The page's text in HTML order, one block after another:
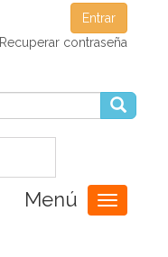
Entrar
Recuperar contraseña
Menú
Toggle
navigation